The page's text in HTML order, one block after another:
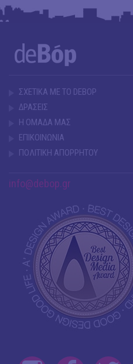
ΣΧΕΤΙΚΑ ΜΕ ΤΟ DEBOP
ΔΡΑΣΕΙΣ
Η ΟΜΑΔΑ ΜΑΣ
ΕΠΙΚΟΙΝΩΝΙΑ
ΠΟΛΙΤΙΚΗ ΑΠΟΡΡΗΤΟΥ
info@debop.gr